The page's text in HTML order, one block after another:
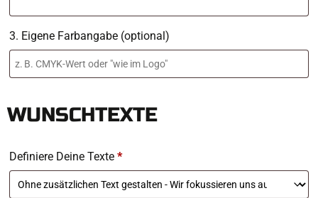
3. Eigene Farbangabe (optional)
WUNSCHTEXTE
Definiere Deine Texte *